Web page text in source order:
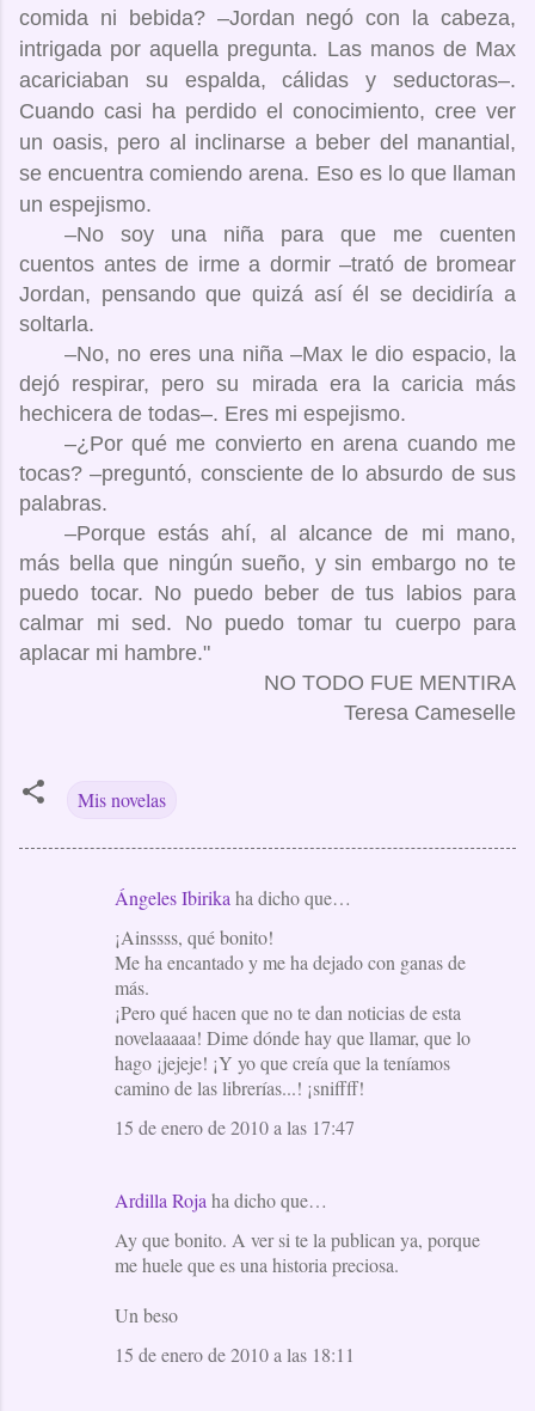
comida ni bebida? –Jordan negó con la cabeza,
intrigada por aquella pregunta. Las manos de Max
acariciaban su espalda, cálidas y seductoras–.
Cuando casi ha perdido el conocimiento, cree ver
un oasis, pero al inclinarse a beber del manantial,
se encuentra comiendo arena. Eso es lo que llaman
un espejismo.
–No soy una niña para que me cuenten
cuentos antes de irme a dormir –trató de bromear
Jordan, pensando que quizá así él se decidiría a
soltarla.
–No, no eres una niña –Max le dio espacio, la
dejó respirar, pero su mirada era la caricia más
hechicera de todas–. Eres mi espejismo.
–¿Por qué me convierto en arena cuando me
tocas? –preguntó, consciente de lo absurdo de sus
palabras.
–Porque estás ahí, al alcance de mi mano,
más bella que ningún sueño, y sin embargo no te
puedo tocar. No puedo beber de tus labios para
calmar mi sed. No puedo tomar tu cuerpo para
aplacar mi hambre."
NO TODO FUE MENTIRA
Teresa Cameselle
Mis novelas
Ángeles Ibirika ha dicho que…
¡Ainssss, qué bonito!
Me ha encantado y me ha dejado con ganas de
más.
¡Pero qué hacen que no te dan noticias de esta
novelaaaaa! Dime dónde hay que llamar, que lo
hago ¡jejeje! ¡Y yo que creía que la teníamos
camino de las librerías...! ¡sniffff!
15 de enero de 2010 a las 17:47
Ardilla Roja ha dicho que…
Ay que bonito. A ver si te la publican ya, porque
me huele que es una historia preciosa.
Un beso
15 de enero de 2010 a las 18:11